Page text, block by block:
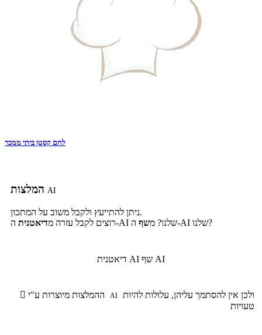
לחם קסטן ביתי ממכר
AI
ניתן להתייעץ ולקבל משוב על המתכון.
רוצים לקבל עזרה מדיאטנית ה-AI שלנו? משף ה-AI שלנו?
דיאטנית AI שף AI
 AI
טעויות